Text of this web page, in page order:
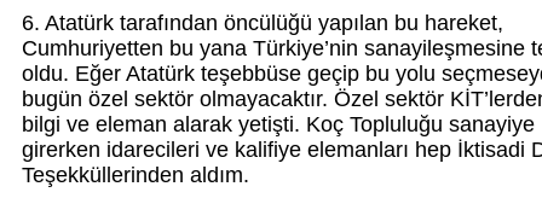
6. Atatürk tarafından öncülüğü yapılan bu hareket,
Cumhuriyetten bu yana Türkiye’nin sanayileşmesine
oldu. Eğer Atatürk teşebbüse geçip bu yolu
bugün özel sektör olmayacaktır. Özel sektör
bilgi ve eleman alarak yetişti. Koç Topluluğu sanayiye
girerken idarecileri ve kalifiye elemanları hep İktisadi
Teşekküllerinden aldım.